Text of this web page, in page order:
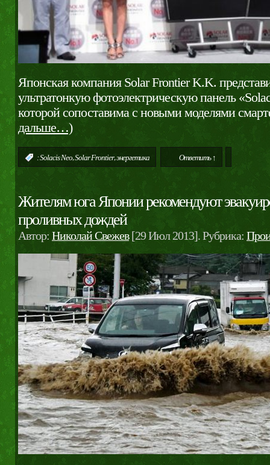
Японская компания Solar Frontier K.K.
ультратонкую фотоэлектрическую панель
которой сопоставима с новыми моделями
дальше…)
:Solacis Neo Solar Frontier, энергетика Ответить ↑
Жителям юга Японии рекомендуют
проливных дождей
Автор: Николай Свежев[29 Июл 2013]. Рубрика: